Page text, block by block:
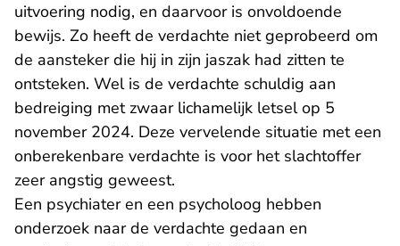
uitvoering nodig, en daarvoor is onvoldoende
bewijs. Zo heeft de verdachte niet geprobeerd om
de aansteker die hij in zijn jaszak had zitten te
ontsteken. Wel is de verdachte schuldig aan
bedreiging met zwaar lichamelijk letsel op 5
november 2024. Deze vervelende situatie met een
onberekenbare verdachte is voor het slachtoffer
zeer angstig geweest.
Een psychiater en een psycholoog hebben
onderzoek naar de verdachte gedaan en